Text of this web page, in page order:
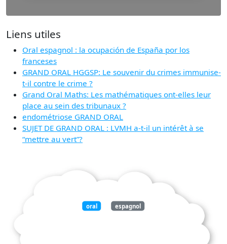
Liens utiles
Oral espagnol : la ocupación de España por los
franceses
GRAND ORAL HGGSP: Le souvenir du crimes immunise-
t-il contre le crime ?
Grand Oral Maths: Les mathématiques ont-elles leur
place au sein des tribunaux ?
endométriose GRAND ORAL
SUJET DE GRAND ORAL : LVMH a-t-il un intérêt à se
“mettre au vert”?
oral espagnol